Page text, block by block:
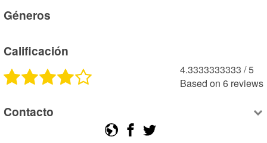
Géneros
Calificación
4.3333333333 /5
Based on 6 reviews
Contacto